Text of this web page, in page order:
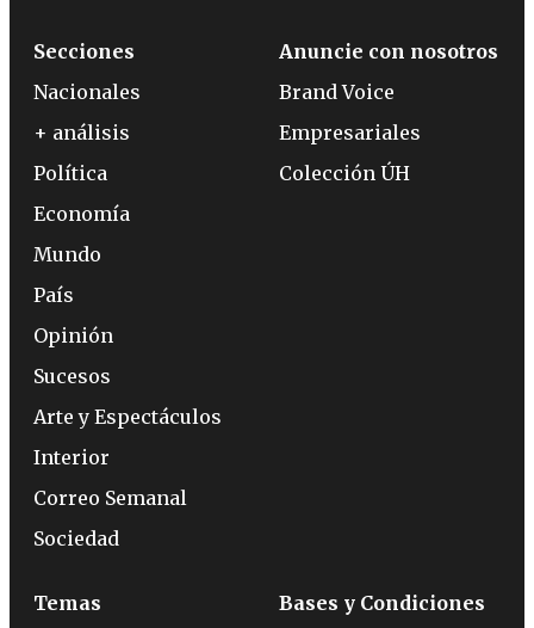
Secciones
Nacionales
+ análisis
Política
Economía
Mundo
País
Opinión
Sucesos
Arte y Espectáculos
Interior
Correo Semanal
Sociedad
Anuncie con nosotros
Brand Voice
Empresariales
Colección ÚH
Temas Bases y Condiciones